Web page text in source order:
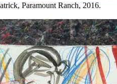
Paramount Ranch, 2016.